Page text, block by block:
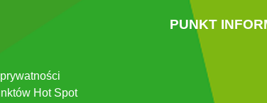
Hot Spot
PUNKT